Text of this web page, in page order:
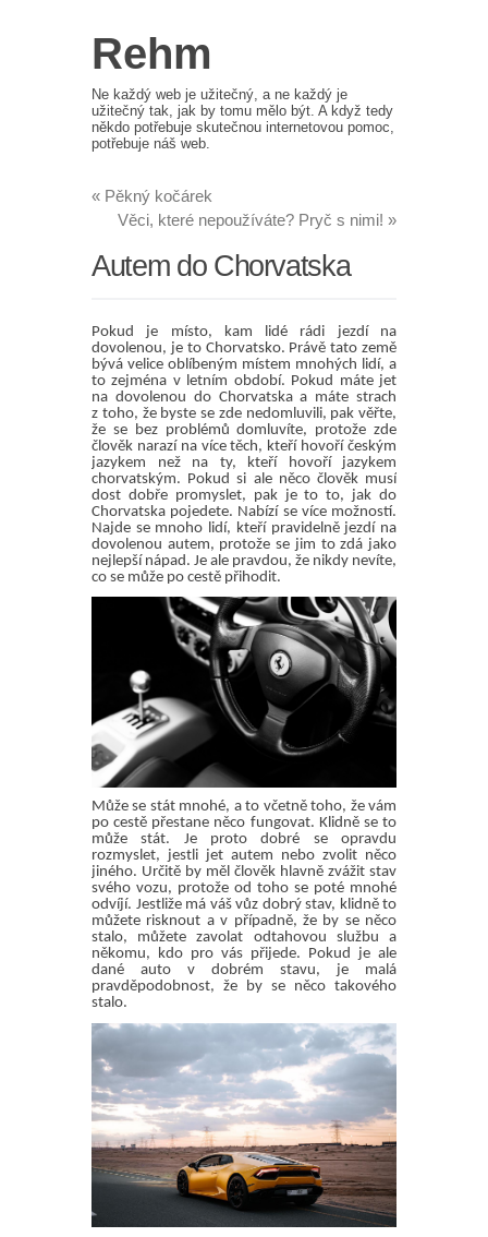
Rehm
Ne každý web je užitečný, a ne každý je
užitečný tak, jak by tomu mělo být. A když tedy
někdo potřebuje skutečnou internetovou pomoc,
potřebuje náš web.
« Pěkný kočárek
Věci, které nepoužíváte? Pryč s nimi! »
Autem do Chorvatska
Pokud je místo, kam lidé rádi jezdí na
dovolenou, je to Chorvatsko. Právě tato země
bývá velice oblíbeným místem mnohých lidí, a
to zejména v letním období. Pokud máte jet
na dovolenou do Chorvatska a máte strach
z toho, že byste se zde nedomluvili, pak věřte,
že se bez problémů domluvíte, protože zde
člověk narazí na více těch, kteří hovoří českým
jazykem než na ty, kteří hovoří jazykem
chorvatským. Pokud si ale něco člověk musí
dost dobře promyslet, pak je to to, jak do
Chorvatska pojedete. Nabízí se více možností.
Najde se mnoho lidí, kteří pravidelně jezdí na
dovolenou autem, protože se jim to zdá jako
nejlepší nápad. Je ale pravdou, že nikdy nevíte,
co se může po cestě přihodit.
Může se stát mnohé, a to včetně toho, že vám
po cestě přestane něco fungovat. Klidně se to
může stát. Je proto dobré se opravdu
rozmyslet, jestli jet autem nebo zvolit něco
jiného. Určitě by měl člověk hlavně zvážit stav
svého vozu, protože od toho se poté mnohé
odvíjí. Jestliže má váš vůz dobrý stav, klidně to
můžete risknout a v případně, že by se něco
stalo, můžete zavolat odtahovou službu a
někomu, kdo pro vás přijede. Pokud je ale
dané auto v dobrém stavu, je malá
pravděpodobnost, že by se něco takového
stalo.